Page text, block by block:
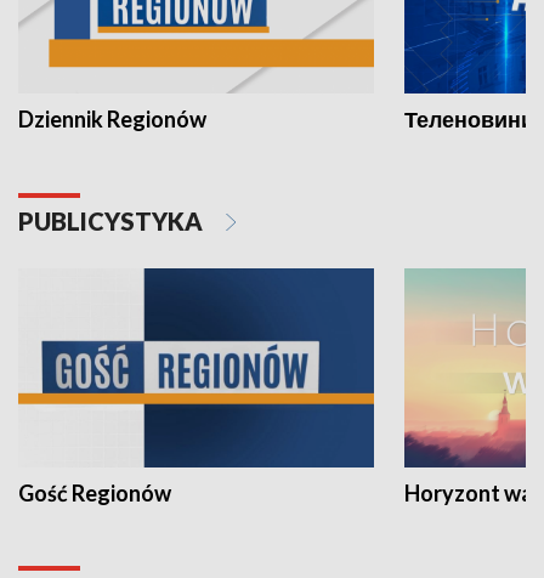
Dziennik Regionów Теленовини
PUBLICYSTYKA
Gość Regionów Horyzont